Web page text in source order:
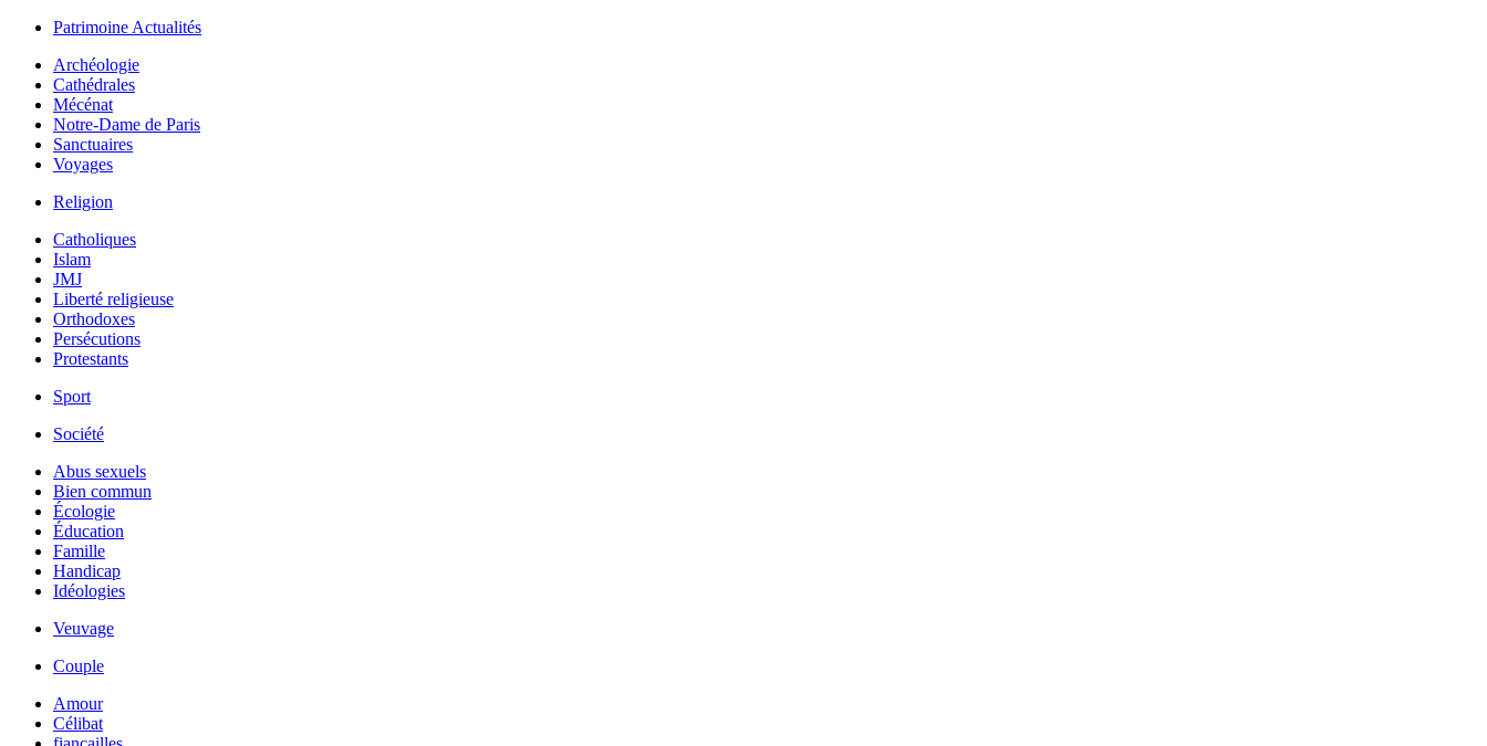
Patrimoine Actualités
Archéologie
Cathédrales
Mécénat
Notre-Dame de Paris
Sanctuaires
Voyages
Religion
Catholiques
Islam
JMJ
Liberté religieuse
Orthodoxes
Persécutions
Protestants
Sport
Société
Abus sexuels
Bien commun
Écologie
Éducation
Famille
Handicap
Idéologies
Veuvage
Couple
Amour
Célibat